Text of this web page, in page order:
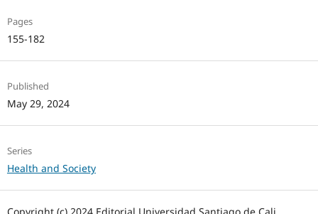
Pages
155-182
Published
May 29, 2024
Series
Health and Society